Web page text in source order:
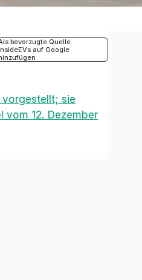
bevorzugte Quelle
auf Google
sie
vom 12. Dezember